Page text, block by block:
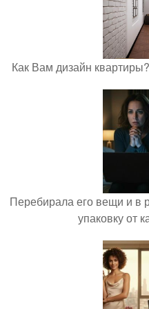
Как Вам дизайн
Перебирала его вещи и в
упаковку от